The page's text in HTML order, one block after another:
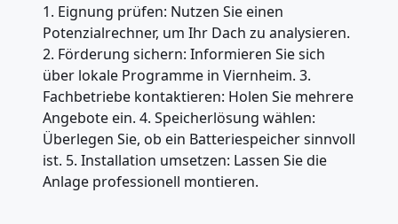
1. Eignung prüfen: Nutzen Sie einen
Potenzialrechner, um Ihr Dach zu analysieren.
2. Förderung sichern: Informieren Sie sich
über lokale Programme in Viernheim. 3.
Fachbetriebe kontaktieren: Holen Sie mehrere
Angebote ein. 4. Speicherlösung wählen:
Überlegen Sie, ob ein Batteriespeicher sinnvoll
ist. 5. Installation umsetzen: Lassen Sie die
Anlage professionell montieren.